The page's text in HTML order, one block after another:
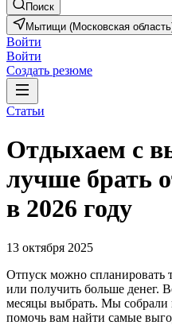
Поиск
Мытищи (Московская
Войти
Войти
Создать резюме
Статьи
Отдыхаем с
лучше брать
в 2026 году
13 октября 2025
Отпуск можно спланировать
или получить больше денег.
месяцы выбрать. Мы
помочь вам найти самые